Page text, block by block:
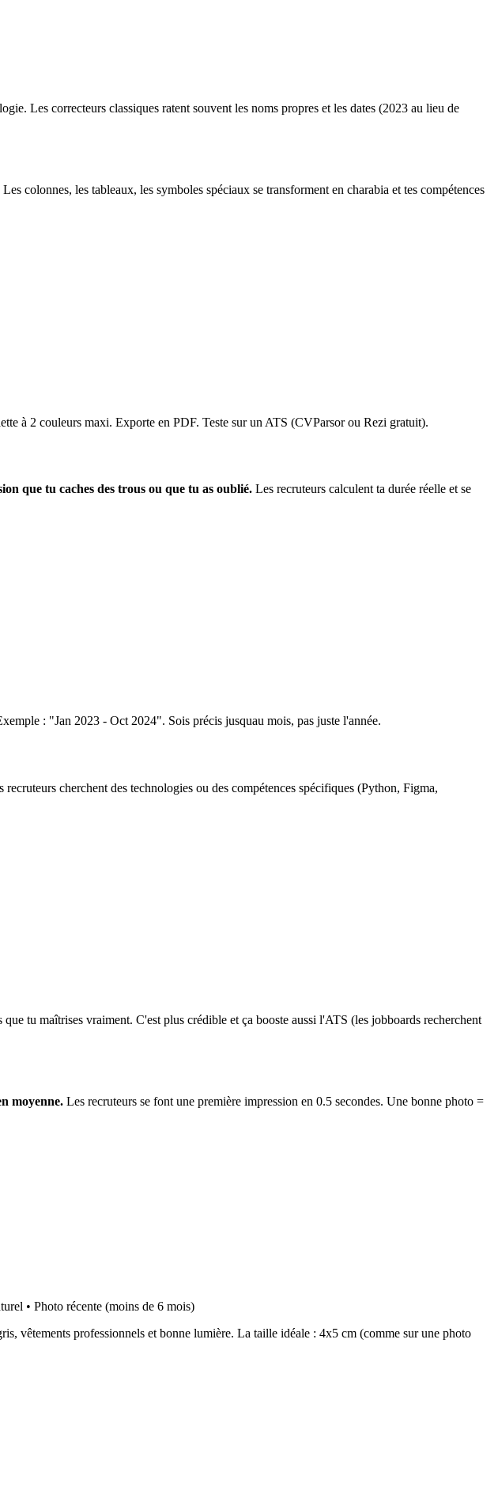
Les correcteurs classiques ratent souvent les noms propres et les dates (2023 au lieu de
Les colonnes, les tableaux, les symboles spéciaux se transforment en charabia et tes compétences
à 2 couleurs maxi. Exporte en PDF. Teste sur un ATS (CVParsor ou Rezi gratuit).
que tu caches des trous ou que tu as oublié. Les recruteurs calculent ta durée réelle et se
: "Jan 2023 - Oct 2024". Sois précis jusquau mois, pas juste l'année.
recruteurs cherchent des technologies ou des compétences spécifiques (Python, Figma,
tu maîtrises vraiment. C'est plus crédible et ça booste aussi l'ATS (les jobboards recherchent
moyenne. Les recruteurs se font une première impression en 0.5 secondes. Une bonne photo =
• Photo récente (moins de 6 mois)
vêtements professionnels et bonne lumière. La taille idéale : 4x5 cm (comme sur une photo